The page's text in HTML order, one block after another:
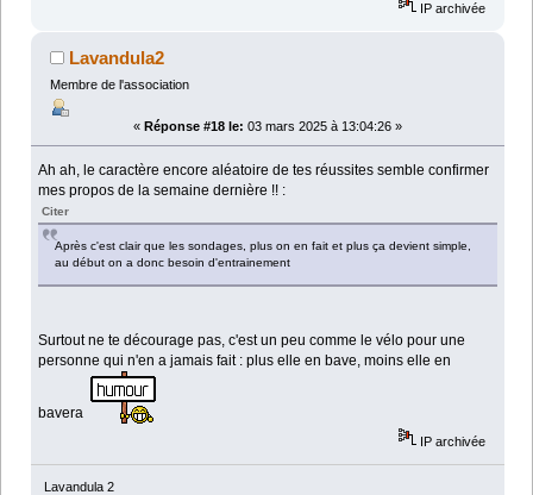
IP archivée
Lavandula2
Membre de l'association
« Réponse #18 le: 03 mars 2025 à 13:04:26 »
Ah ah, le caractère encore aléatoire de tes réussites semble confirmer
mes propos de la semaine dernière !! :
Citer
Après c'est clair que les sondages, plus on en fait et plus ça devient simple,
au début on a donc besoin d'entrainement
Surtout ne te décourage pas, c'est un peu comme le vélo pour une
personne qui n'en a jamais fait : plus elle en bave, moins elle en
bavera
IP archivée
Lavandula 2